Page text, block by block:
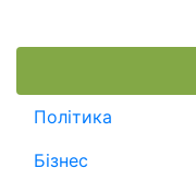
Політика
Бізнес